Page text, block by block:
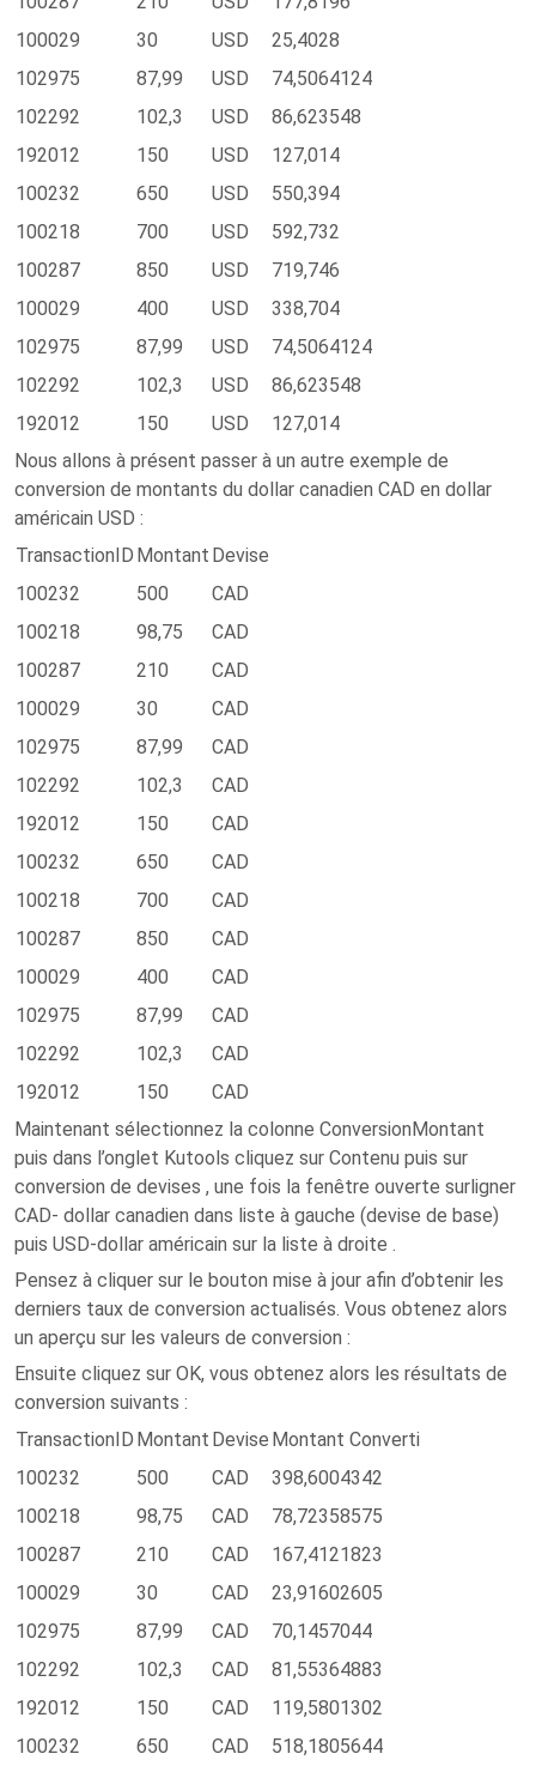
100029
30 USD
25,4028
102975
87,99 USD
74,5064124
102292
102,3 USD
86,623548
192012
150 USD
127,014
100232
650 USD
550,394
100218
700 USD
592,732
100287
850 USD
719,746
100029
400 USD
338,704
102975
87,99 USD
74,5064124
102292
102,3 USD
86,623548
192012
150 USD
127,014
Nous allons à présent passer à un autre exemple de
conversion de montants du dollar canadien CAD en dollar
américain USD :
TransactionID Montant Devise
100232
500
CAD
100218
98,75
CAD
100287
210
CAD
100029
30
CAD
102975
87,99
CAD
102292
102,3
CAD
192012
150
CAD
100232
650
CAD
100218
700
CAD
100287
850
CAD
100029
400
CAD
102975
87,99
CAD
102292
102,3
CAD
192012
150
CAD
Maintenant sélectionnez la colonne ConversionMontant
puis dans l’onglet Kutools cliquez sur Contenu puis sur
conversion de devises , une fois la fenêtre ouverte surligner
CAD- dollar canadien dans liste à gauche (devise de base)
puis USD-dollar américain sur la liste à droite .
Pensez à cliquer sur le bouton mise à jour afin d’obtenir les
derniers taux de conversion actualisés. Vous obtenez alors
un aperçu sur les valeurs de conversion :
Ensuite cliquez sur OK, vous obtenez alors les résultats de
conversion suivants :
TransactionID Montant Devise Montant Converti
100232
500 CAD
398,6004342
100218
98,75 CAD
78,72358575
100287
210 CAD
167,4121823
100029
30 CAD
23,91602605
102975
87,99 CAD
70,1457044
102292
102,3 CAD
81,55364883
192012
150 CAD
119,5801302
100232
650 CAD
518,1805644